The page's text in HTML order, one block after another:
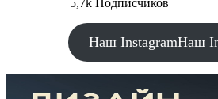
5,7k Подписчиков
Наш InstagramНаш